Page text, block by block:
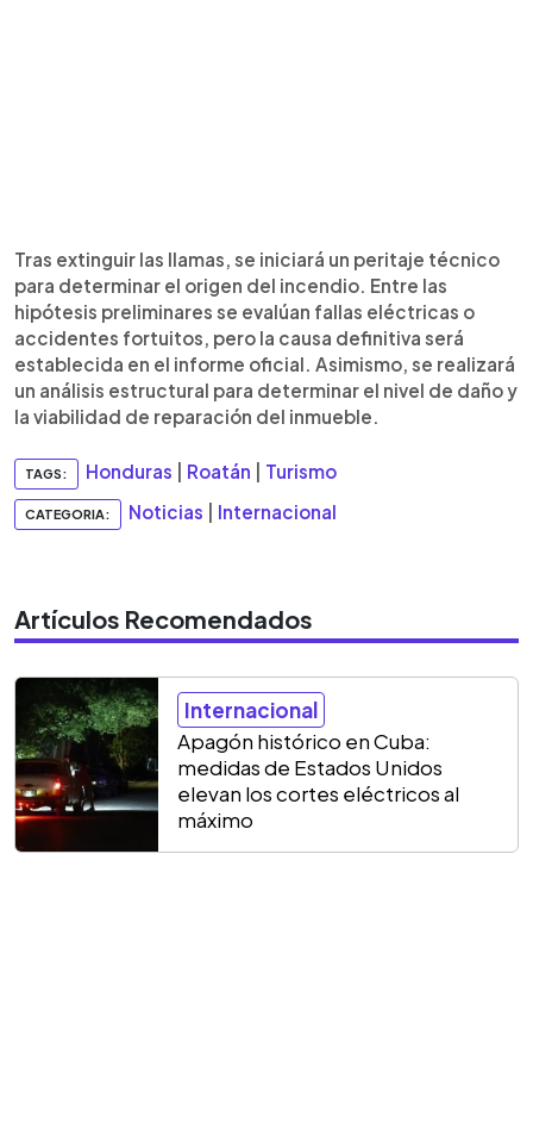
Tras extinguir las llamas, se iniciará un peritaje técnico
para determinar el origen del incendio. Entre las
hipótesis preliminares se evalúan fallas eléctricas o
accidentes fortuitos, pero la causa definitiva será
establecida en el informe oficial. Asimismo, se realizará
un análisis estructural para determinar el nivel de daño y
la viabilidad de reparación del inmueble.
TAGS: Honduras Roatán Turismo
CATEGORIA: Noticias Internacional
Artículos Recomendados
Internacional
Apagón histórico en Cuba:
medidas de Estados Unidos
elevan los cortes eléctricos al
máximo